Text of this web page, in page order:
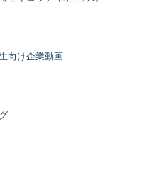
向け企業動画